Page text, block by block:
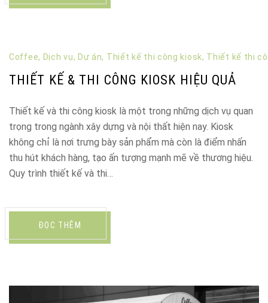
Coffee, Dịch vụ, Dự án, Thiết kế thi công kiosk, Thiết kế thi
THIẾT KẾ & THI CÔNG KIOSK HIỆU QUẢ
Thiết kế và thi công kiosk là một trong những dịch vụ quan
trọng trong ngành xây dựng và nội thất hiện nay. Kiosk
không chỉ là nơi trưng bày sản phẩm mà còn là điểm nhấn
thu hút khách hàng, tạo ấn tượng mạnh mẽ về thương hiệu.
Quy trình thiết kế và thi…
ĐỌC THÊM